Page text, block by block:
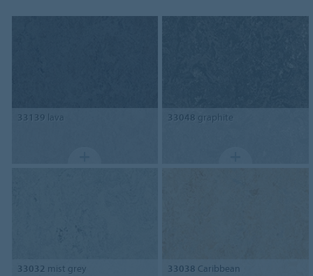
33139 lava 33048 graphite
33032 mist grey 33038 Caribbean